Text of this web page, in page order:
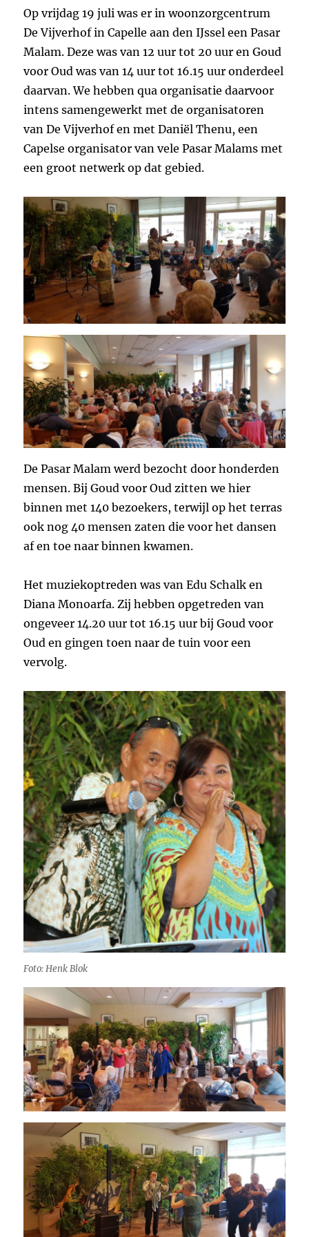
Op vrijdag 19 juli was er in woonzorgcentrum
De Vijverhof in Capelle aan den IJssel een Pasar
Malam. Deze was van 12 uur tot 20 uur en Goud
voor Oud was van 14 uur tot 16.15 uur onderdeel
daarvan. We hebben qua organisatie daarvoor
intens samengewerkt met de organisatoren
van De Vijverhof en met Daniël Thenu, een
Capelse organisator van vele Pasar Malams met
een groot netwerk op dat gebied.
De Pasar Malam werd bezocht door honderden
mensen. Bij Goud voor Oud zitten we hier
binnen met 140 bezoekers, terwijl op het terras
ook nog 40 mensen zaten die voor het dansen
af en toe naar binnen kwamen.
Het muziekoptreden was van Edu Schalk en
Diana Monoarfa. Zij hebben opgetreden van
ongeveer 14.20 uur tot 16.15 uur bij Goud voor
Oud en gingen toen naar de tuin voor een
vervolg.
Foto: Henk Blok